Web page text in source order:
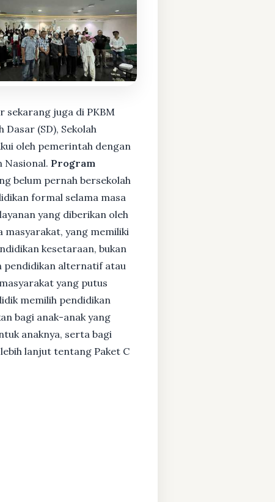
sekarang juga di PKBM
(SD), Sekolah
oleh pemerintah dengan
Nasional. Program
belum pernah bersekolah
formal selama masa
yang diberikan oleh
masyarakat, yang memiliki
kesetaraan, bukan
pendidikan alternatif atau
yang putus
memilih pendidikan
bagi anak-anak yang
anaknya, serta bagi
lanjut tentang Paket C